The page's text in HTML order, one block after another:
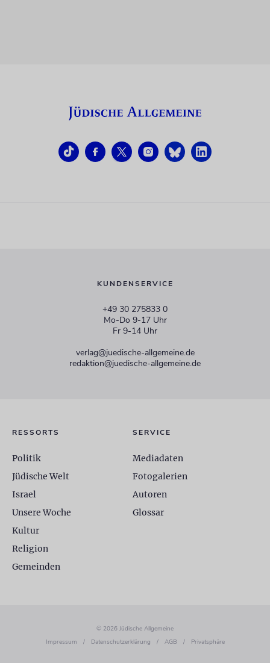
KUNDENSERVICE
+49 30 275833 0
Mo-Do 9-17 Uhr
Fr 9-14 Uhr
verlag@juedische-allgemeine.de
redaktion@juedische-allgemeine.de
RESSORTS
Politik
Jüdische Welt
Israel
Unsere Woche
Kultur
Religion
Gemeinden
SERVICE
Mediadaten
Fotogalerien
Autoren
Glossar
© 2026 Jüdische Allgemeine
Impressum
/ Datenschutzerklärung / AGB / Privatsphäre